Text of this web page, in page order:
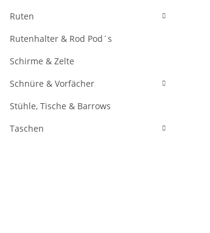
Ruten
Rutenhalter & Rod Pod´s
Schirme & Zelte
Schnüre & Vorfächer
Stühle, Tische & Barrows
Taschen